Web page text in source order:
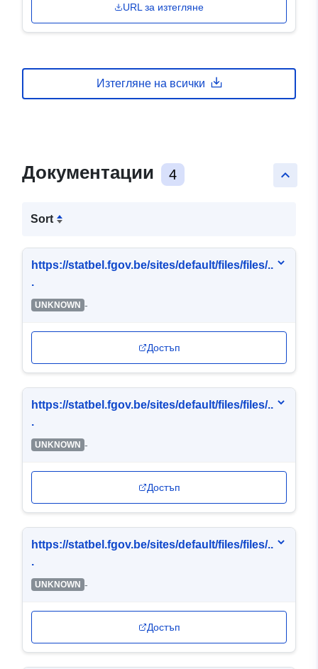
URL за изтегляне
Изтегляне на всички
keyboard_arrow_up
Документации 4
Sort
https://statbel.fgov.be/sites/default/files/files/..
.
UNKNOWN -
Достъп
https://statbel.fgov.be/sites/default/files/files/..
.
UNKNOWN -
Достъп
https://statbel.fgov.be/sites/default/files/files/..
.
UNKNOWN -
Достъп